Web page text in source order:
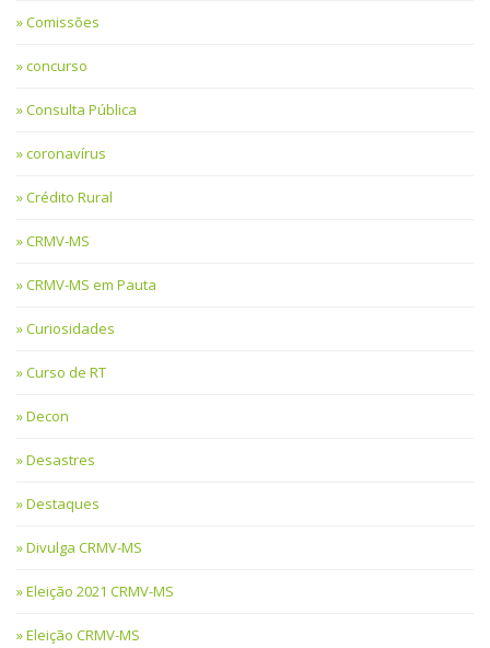
Comissões
concurso
Consulta Pública
coronavírus
Crédito Rural
CRMV-MS
CRMV-MS em Pauta
Curiosidades
Curso de RT
Decon
Desastres
Destaques
Divulga CRMV-MS
Eleição 2021 CRMV-MS
Eleição CRMV-MS